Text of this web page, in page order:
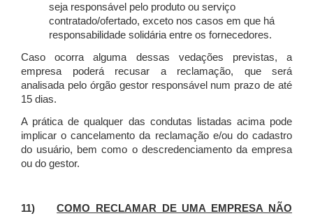
seja responsável pelo produto ou serviço
contratado/ofertado, exceto nos casos em que há
responsabilidade solidária entre os fornecedores.
Caso ocorra alguma dessas vedações previstas, a
empresa poderá recusar a reclamação, que será
analisada pelo órgão gestor responsável num prazo de até
15 dias.
A prática de qualquer das condutas listadas acima pode
implicar o cancelamento da reclamação e/ou do cadastro
do usuário, bem como o descredenciamento da empresa
ou do gestor.
11)COMO RECLAMAR DE UMA EMPRESA NÃO